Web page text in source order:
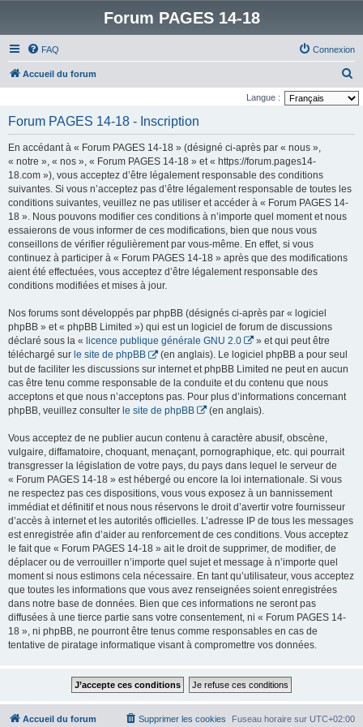
Forum PAGES 14-18
FAQ Connexion
Accueil du forum
e
Langue :
Forum PAGES 14-18 - Inscription
En accédant à « Forum PAGES 14-18 » (désigné ci-après par « nous »,
« notre », « nos », « Forum PAGES 14-18 » et « https://forum.pages14-
18.com »), vous acceptez d’être légalement responsable des conditions
suivantes. Si vous n’acceptez pas d’être légalement responsable de toutes les
conditions suivantes, veuillez ne pas utiliser et accéder à « Forum PAGES 14-
18 ». Nous pouvons modifier ces conditions à n’importe quel moment et nous
essaierons de vous informer de ces modifications, bien que nous vous
conseillons de vérifier régulièrement par vous-même. En effet, si vous
continuez à participer à « Forum PAGES 14-18 » après que des modifications
aient été effectuées, vous acceptez d’être légalement responsable des
conditions modifiées et mises à jour.
Nos forums sont développés par phpBB (désignés ci-après par « logiciel
phpBB » et « phpBB Limited ») qui est un logiciel de forum de discussions
déclaré sous la « licence publique générale GNU 2.0
» et qui peut être
téléchargé sur le site de phpBB
(en anglais). Le logiciel phpBB a pour seul
but de faciliter les discussions sur internet et phpBB Limited ne peut en aucun
cas être tenu comme responsable de la conduite et du contenu que nous
acceptons et que nous n’acceptons pas. Pour plus d’informations concernant
phpBB, veuillez consulter le site de phpBB (en anglais).
Vous acceptez de ne publier aucun contenu à caractère abusif, obscène,
vulgaire, diffamatoire, choquant, menaçant, pornographique, etc. qui pourrait
transgresser la législation de votre pays, du pays dans lequel le serveur de
« Forum PAGES 14-18 » est hébergé ou encore la loi internationale. Si vous
ne respectez pas ces dispositions, vous vous exposez à un bannissement
immédiat et définitif et nous nous réservons le droit d’avertir votre fournisseur
d’accès à internet et les autorités officielles. L’adresse IP de tous les messages
est enregistrée afin d’aider au renforcement de ces conditions. Vous acceptez
le fait que « Forum PAGES 14-18 » ait le droit de supprimer, de modifier, de
déplacer ou de verrouiller n’importe quel sujet et message à n’importe quel
moment si nous estimons cela nécessaire. En tant qu’utilisateur, vous acceptez
que toutes les informations que vous avez renseignées soient enregistrées
dans notre base de données. Bien que ces informations ne seront pas
diffusées à une tierce partie sans votre consentement, ni « Forum PAGES 14-
18 », ni phpBB, ne pourront être tenus comme responsables en cas de
tentative de piratage informatique visant à compromettre vos données.
Accueil du forum Fuseau horaire sur UTC+02:00
Supprimer les cookies